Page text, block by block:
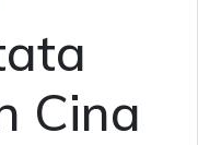
Cina